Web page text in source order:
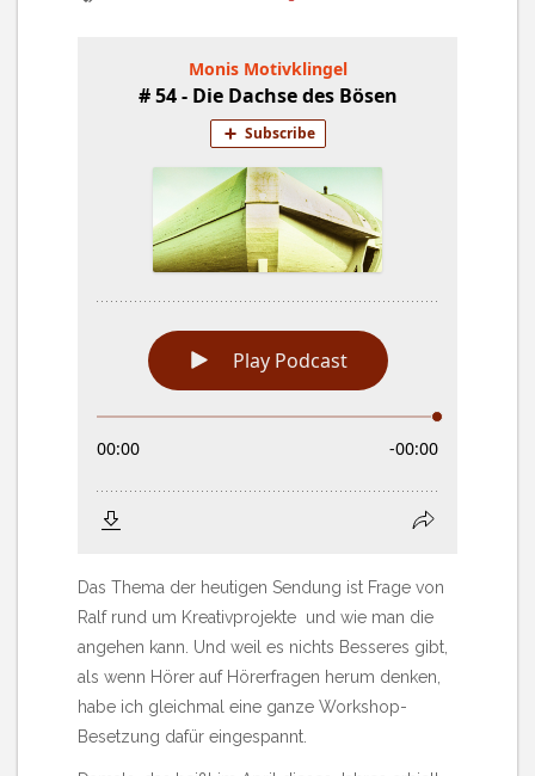
Das Thema der heutigen Sendung ist Frage von
Ralf rund um Kreativprojekte und wie man die
angehen kann. Und weil es nichts Besseres gibt,
als wenn Hörer auf Hörerfragen herum denken,
habe ich gleichmal eine ganze Workshop-
Besetzung dafür eingespannt.